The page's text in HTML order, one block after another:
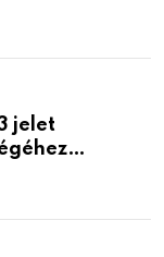
jelet